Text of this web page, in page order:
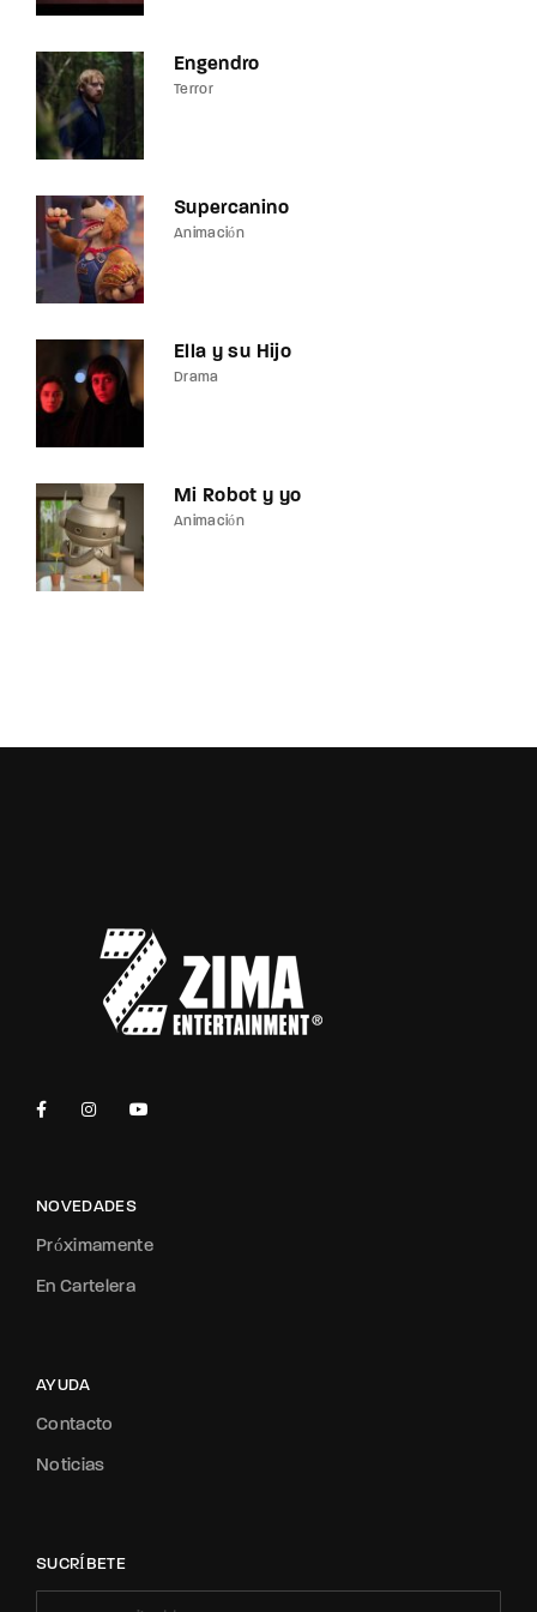
Engendro
Terror
Supercanino
Animación
Ella y su Hijo
Drama
Mi Robot y yo
Animación
NOVEDADES
Próximamente
En Cartelera
AYUDA
Contacto
Noticias
SUCRÍBETE